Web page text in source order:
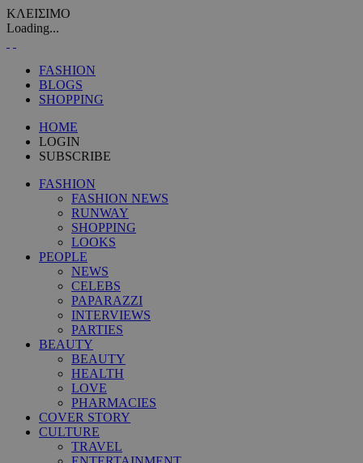
ΚΛΕΙΣΙΜΟ
Loading...
FASHION
BLOGS
SHOPPING
HOME
LOGIN
SUBSCRIBE
FASHION
FASHION NEWS
RUNWAY
SHOPPING
LOOKS
PEOPLE
NEWS
CELEBS
PAPARAZZI
INTERVIEWS
PARTIES
BEAUTY
BEAUTY
HEALTH
LOVE
PHARMACIES
COVER STORY
CULTURE
TRAVEL